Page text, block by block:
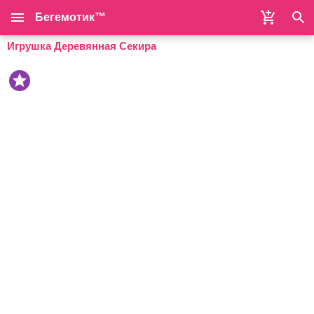
Бегемотик™
Игрушка Деревянная Секира